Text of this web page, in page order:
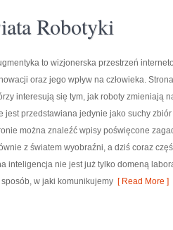
Robotyki
to wizjonerska przestrzeń
oraz jego wpływ na człowieka.
interesują się tym, jak roboty zmieniają
jest przedstawiana jedynie jako suchy
można znaleźć wpisy poświęcone
z światem wyobraźni, a dziś coraz
inteligencja nie jest już tylko domeną
w jaki komunikujemy [ Read More ]